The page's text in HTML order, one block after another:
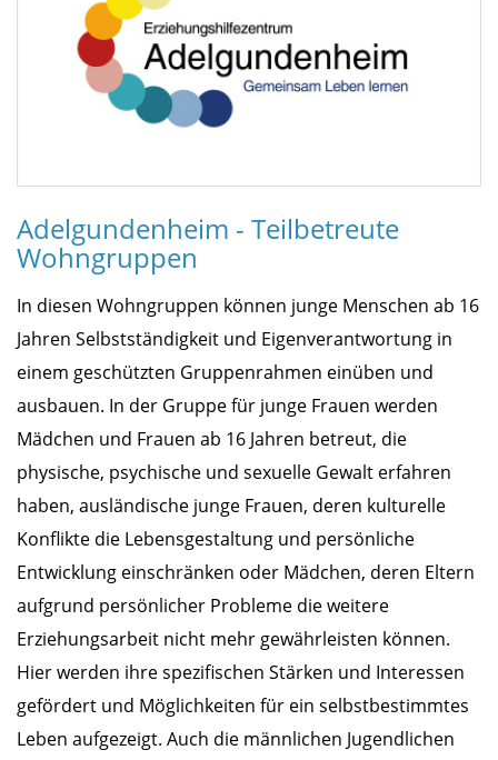
Adelgundenheim - Teilbetreute
Wohngruppen
In diesen Wohngruppen können junge Menschen ab 16
Jahren Selbstständigkeit und Eigenverantwortung in
einem geschützten Gruppenrahmen einüben und
ausbauen. In der Gruppe für junge Frauen werden
Mädchen und Frauen ab 16 Jahren betreut, die
physische, psychische und sexuelle Gewalt erfahren
haben, ausländische junge Frauen, deren kulturelle
Konflikte die Lebensgestaltung und persönliche
Entwicklung einschränken oder Mädchen, deren Eltern
aufgrund persönlicher Probleme die weitere
Erziehungsarbeit nicht mehr gewährleisten können.
Hier werden ihre spezifischen Stärken und Interessen
gefördert und Möglichkeiten für ein selbstbestimmtes
Leben aufgezeigt. Auch die männlichen Jugendlichen